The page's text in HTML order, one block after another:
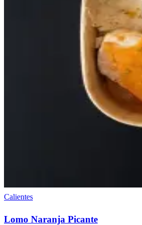
Calientes
Lomo Naranja Picante